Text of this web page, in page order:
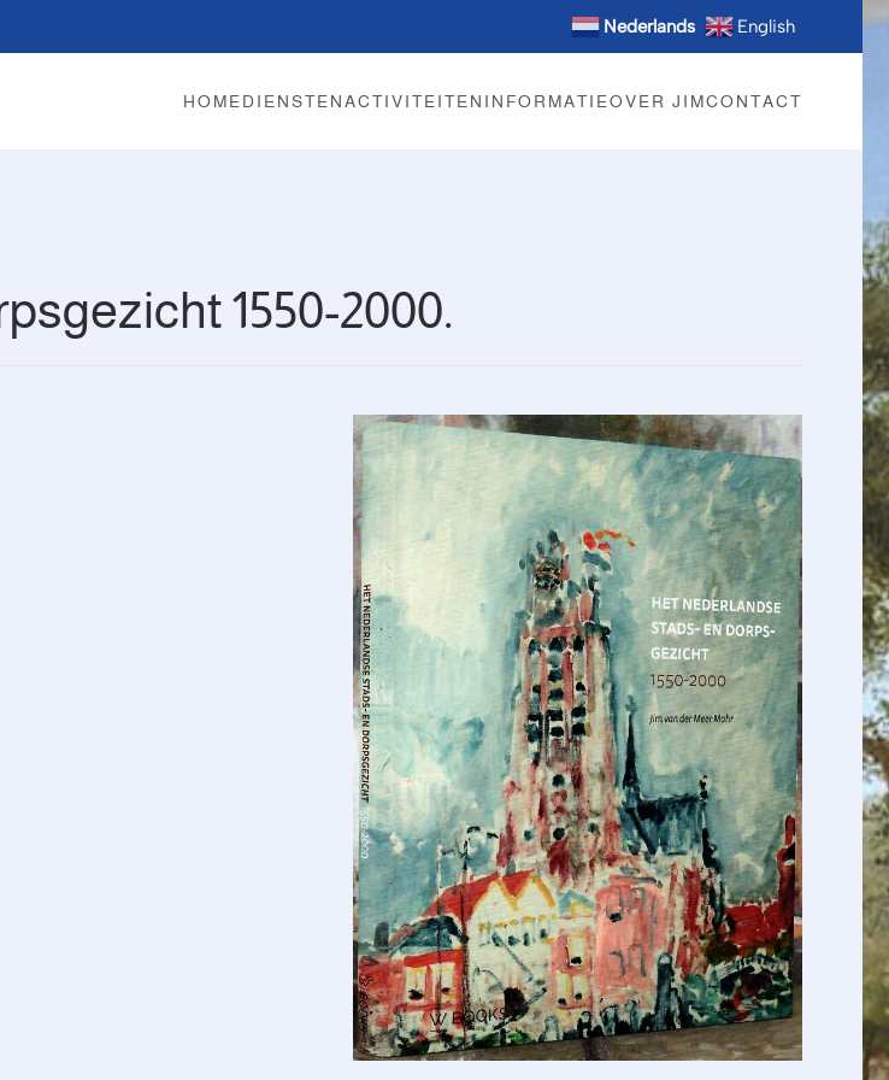
Nederlands English
HOMEDIENSTENACTIVITEITEN INFORMATIEOVER JIMCONTACT
1550-2000.